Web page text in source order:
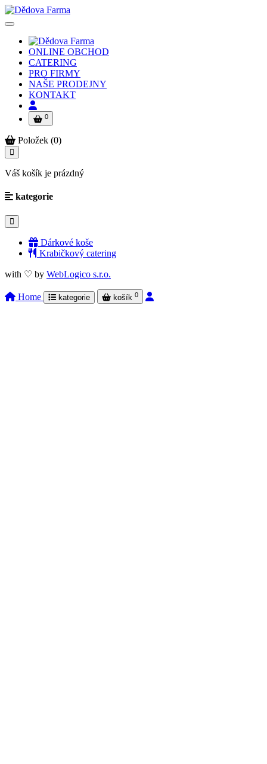
ONLINE OBCHOD
CATERING
PRO FIRMY
NAŠE PRODEJNY
KONTAKT
0
Položek (0)
Váš košík je prázdný
kategorie
Dárkové koše
Krabičkový catering
with ♡ by WebLogico s.r.o.
Home kategorie košík 0